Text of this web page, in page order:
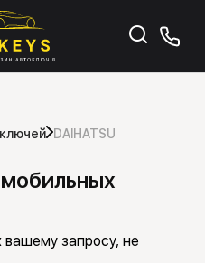
DAIHATSU
запросу, не